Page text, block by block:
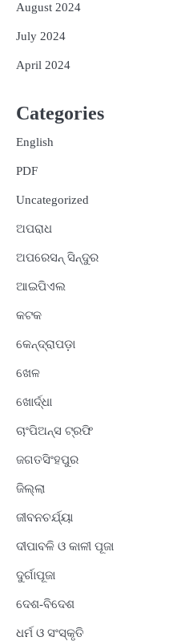
August 2024
July 2024
April 2024
Categories
English
PDF
Uncategorized
ଅପରାଧ
ଅପରେସନ୍ ସିନ୍ଦୁର
ଆଇପିଏଲ
କଟକ
କେନ୍ଦ୍ରାପଡ଼ା
ଖେଳ
ଖୋର୍ଦ୍ଧା
ଚାଂପିଅନ୍ସ ଟ୍ରଫି
ଜଗତସିଂହପୁର
ଜିଲ୍ଲା
ଜୀବନଚର୍ଯ୍ୟା
ଦୀପାବଳି ଓ କାଳୀ ପୂଜା
ଦୁର୍ଗାପୂଜା
ଦେଶ-ବିଦେଶ
ଧର୍ମ ଓ ସଂସ୍କୃତି